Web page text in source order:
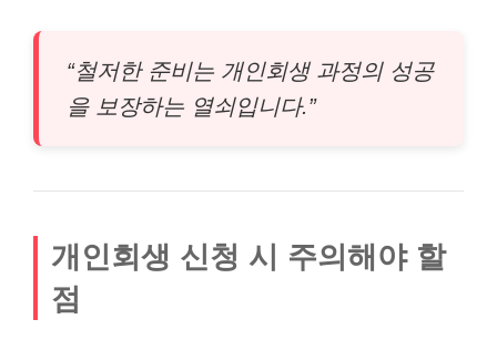
“철저한 준비는 개인회생 과정의 성공
을 보장하는 열쇠입니다.”
개인회생 신청 시 주의해야 할
점